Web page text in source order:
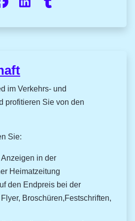
im Verkehrs- und
profitieren Sie von den
Sie:
in der
Heimatzeitung
den Endpreis bei der
Broschüren,Festschriften,